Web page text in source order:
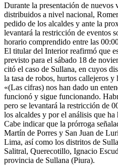
Durante la presentación de nuevos
distribuidos a nivel nacional,
pedido de los alcaldes y ante la
levantará la restricción de eventos
horario comprendido entre las
El titular del Interior reafirmó que
previsto para el sábado 18 de
citó el caso de Sullana, en cuyos
la tasa de robos, hurtos callejeros
«(Las cifras) nos han dado un
funcionó y sigue funcionando.
pero se levantará la restricción de
los alcaldes y por el análisis que
Cabe indicar que la prórroga
Martín de Porres y San Juan de
Lima, así como los distritos de
Salitral, Querecotillo, Ignacio
provincia de Sullana (Piura).